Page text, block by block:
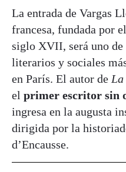
La entrada de Vargas
francesa, fundada por
siglo XVII, será uno
literarios y sociales
en París. El autor de
el primer escritor sin
ingresa en la augusta
dirigida por la
d’Encausse.